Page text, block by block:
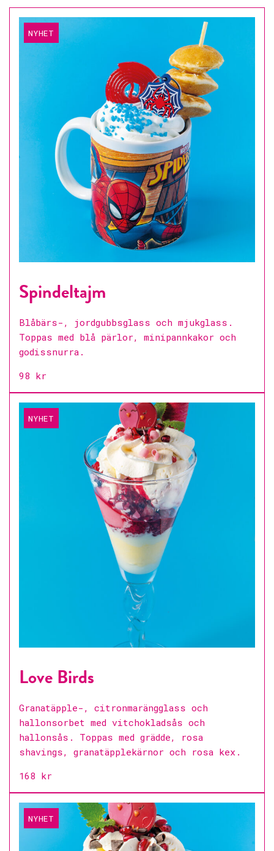
NYHET
Spindeltajm
Blåbärs-, jordgubbsglass och mjukglass.
Toppas med blå pärlor, minipannkakor och
godissnurra.
98 kr
NYHET
Love Birds
Granatäpple-, citronmarängglass och
hallonsorbet med vitchokladsås och
hallonsås. Toppas med grädde, rosa
shavings, granatäpplekärnor och rosa kex.
168 kr
NYHET